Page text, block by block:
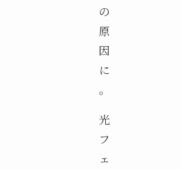
の
原
因
に
。
光
フ
ェ